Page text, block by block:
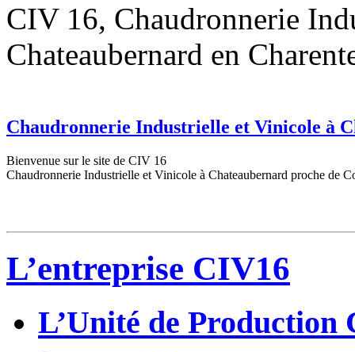
CIV 16, Chaudronnerie
Chateaubernard en
Chaudronnerie Industrielle et Vinicole à
Bienvenue sur le site de CIV 16
Chaudronnerie Industrielle et Vinicole à Chateaubernard proche de
L’entreprise CIV16
L’Unité de Production